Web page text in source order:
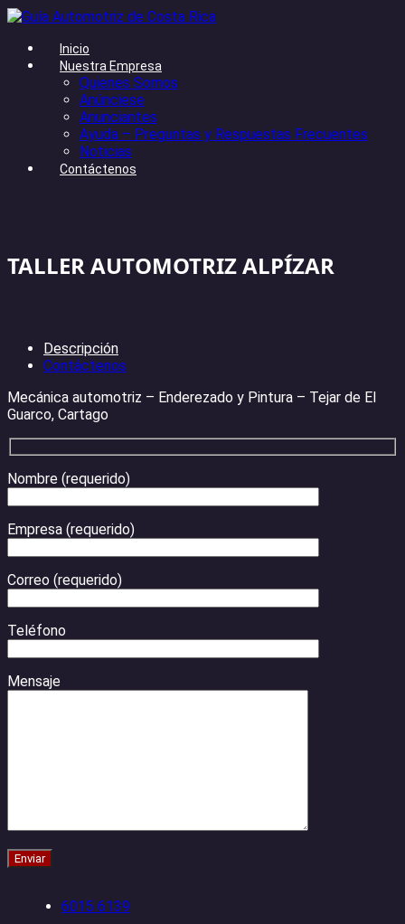
Inicio
Nuestra Empresa
Quienes Somos
Anúnciese
Anunciantes
Ayuda – Preguntas y Respuestas Frecuentes
Noticias
Contáctenos
TALLER AUTOMOTRIZ ALPÍZAR
Descripción
Contáctenos
Mecánica automotriz – Enderezado y Pintura – Tejar de El
Guarco, Cartago
Nombre (requerido)
Empresa (requerido)
Correo (requerido)
Teléfono
Mensaje
6015 6139